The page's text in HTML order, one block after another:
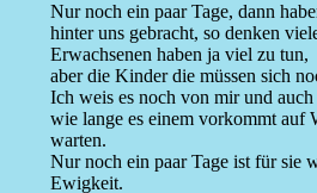
Nur noch ein paar Tage, dann
hinter uns gebracht, so denken
Erwachsenen haben ja viel zu tun,
aber die Kinder die müssen sich
Ich weis es noch von mir und
wie lange es einem vorkommt auf
warten.
Nur noch ein paar Tage ist für sie
Ewigkeit.